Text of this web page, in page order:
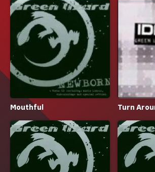
Mouthful Turn